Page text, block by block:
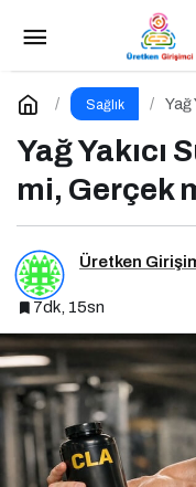
Sağlık
Yağ
Yağ Yakıcı
mi, Gerçek
Üretken
7dk, 15sn
Pre-
Yorum Yap